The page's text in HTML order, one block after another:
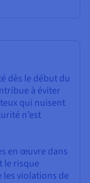
dès le début du
à éviter
qui nuisent
n’est
en œuvre dans
le risque
violations de